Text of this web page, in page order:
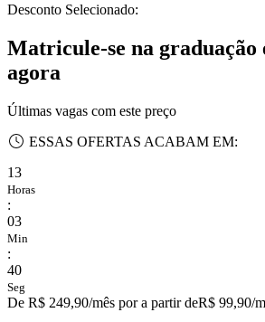
Desconto Selecionado:
Matricule-se na graduação
agora
Últimas vagas com este preço
ESSAS OFERTAS ACABAM EM:
13
Horas
:
03
Min
:
40
Seg
De R$ 249,90/mês por a partir deR$ 99,90/